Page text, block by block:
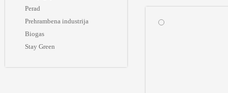
Perad
Prehrambena industrija
Biogas
Stay Green